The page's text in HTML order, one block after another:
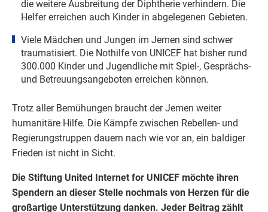
die weitere Ausbreitung der Diphtherie verhindern. Die
Helfer erreichen auch Kinder in abgelegenen Gebieten.
Viele Mädchen und Jungen im Jemen sind schwer
traumatisiert. Die Nothilfe von UNICEF hat bisher rund
300.000 Kinder und Jugendliche mit Spiel-, Gesprächs-
und Betreuungsangeboten erreichen können.
Trotz aller Bemühungen braucht der Jemen weiter
humanitäre Hilfe. Die Kämpfe zwischen Rebellen- und
Regierungstruppen dauern nach wie vor an, ein baldiger
Frieden ist nicht in Sicht.
Die Stiftung United Internet for UNICEF möchte ihren
Spendern an dieser Stelle nochmals von Herzen für die
großartige Unterstützung danken. Jeder Beitrag zählt